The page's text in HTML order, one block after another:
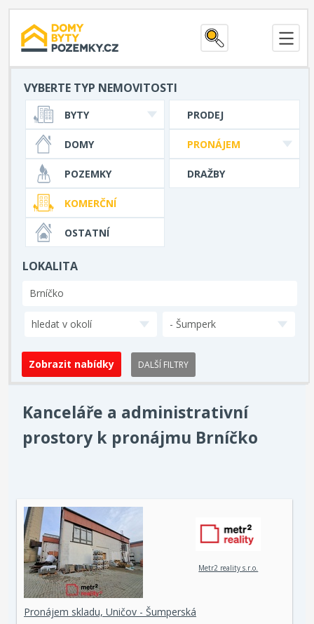
VYBERTE TYP NEMOVITOSTI
PRODEJ
PRONÁJEM
DRAŽBY
BYTY
DOMY
POZEMKY
KOMERČNÍ
OSTATNÍ
LOKALITA
hledat v okolí - Šumperk
DALŠÍ FILTRY
Kanceláře a administrativní
prostory k pronájmu Brníčko
Metr2 reality s.r.o.
Pronájem skladu, Uničov - Šumperská